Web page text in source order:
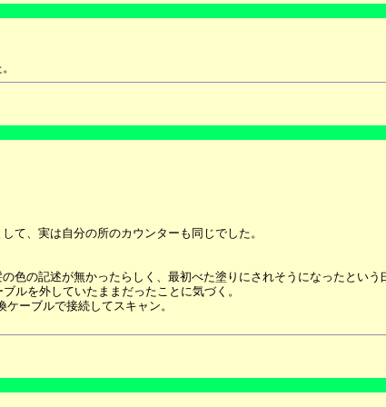
、実は自分の所のカウンターも同じでした。
の記述が無かったらしく、最初べた塗りにされそうになったという
ルを外していたままだったことに気づく。
ーブルで接続してスキャン。